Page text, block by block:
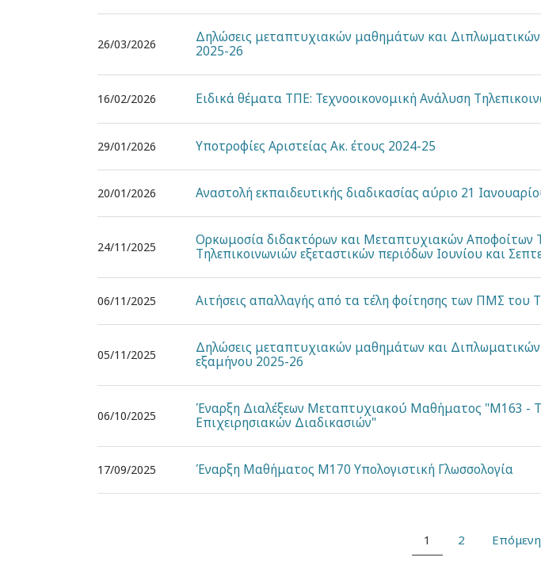
26/03/2026
Δηλώσεις μεταπτυχιακών μαθημάτων και
2025-26
16/02/2026 Ειδικά θέματα ΤΠΕ: Τεχνοοικονομική Ανάλυση
29/01/2026 Υποτροφίες Αριστείας Ακ. έτους 2024-25
20/01/2026 Αναστολή εκπαιδευτικής διαδικασίας αύριο 21
24/11/2025
Ορκωμοσία διδακτόρων και Μεταπτυχιακών Αποφοίτων
Τηλεπικοινωνιών εξεταστικών περιόδων Ιουνίου και
06/11/2025 Aιτήσεις απαλλαγής από τα τέλη φοίτησης των ΠΜΣ του
05/11/2025
Δηλώσεις μεταπτυχιακών μαθημάτων και Διπλωματικών
εξαμήνου 2025-26
06/10/2025
Έναρξη Διαλέξεων Μεταπτυχιακού Μαθήματος "M163 -
Επιχειρησιακών Διαδικασιών"
17/09/2025 Έναρξη Μαθήματος Μ170 Υπολογιστική Γλωσσολογία
Current
page
1 Page
2 Next
page
Επόμενη